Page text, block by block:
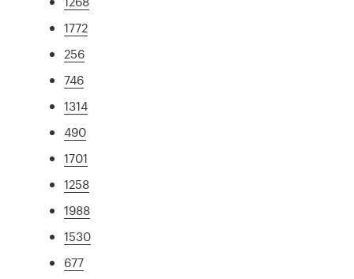
1772
256
746
1314
490
1701
1258
1988
1530
677